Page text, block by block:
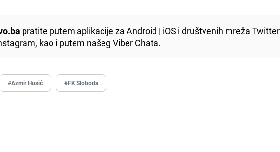
pratite putem aplikacije zaAndroid | iOS i društvenih mrežaTwitter
, kao i putem našegViber Chata.
#Azmir Husić #FK Sloboda